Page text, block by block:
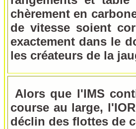
chèrement en
de vitesse soient
exactement dans le
les créateurs de la
Alors que l'IMS
course au large,
déclin des flottes de